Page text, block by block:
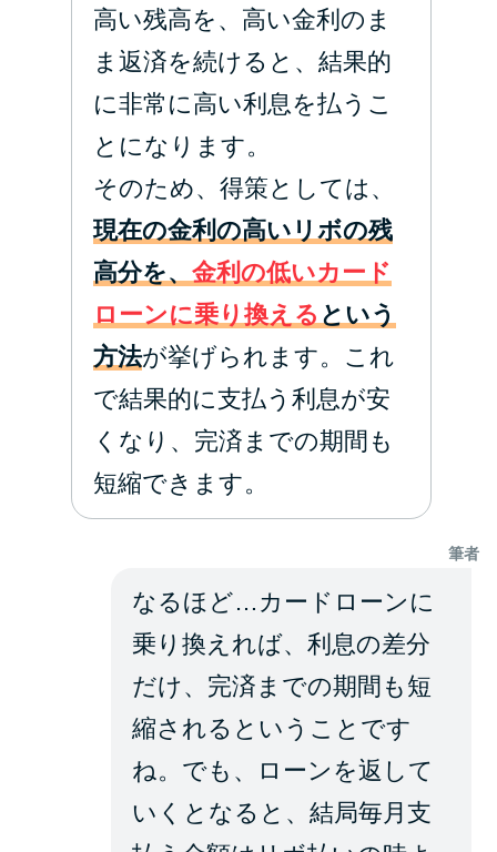
高い残高を、高い金利のま
ま返済を続けると、結果的
に非常に高い利息を払うこ
とになります。
そのため、得策としては、
現在の金利の高いリボの残
高分を、 金利の低いカード
ローンに乗り換える という
方法が挙げられます。これ
で結果的に支払う利息が安
くなり、完済までの期間も
短縮できます。
筆者
なるほど…カードローンに
乗り換えれば、利息の差分
だけ、完済までの期間も短
縮されるということです
ね。でも、ローンを返して
いくとなると、結局毎月支